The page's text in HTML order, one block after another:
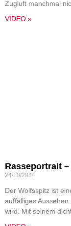
Zugluft manchmal
VIDEO »
Rasseportrait
24/10/2024
Der Wolfsspitz ist
auffälliges
wird. Mit seinem